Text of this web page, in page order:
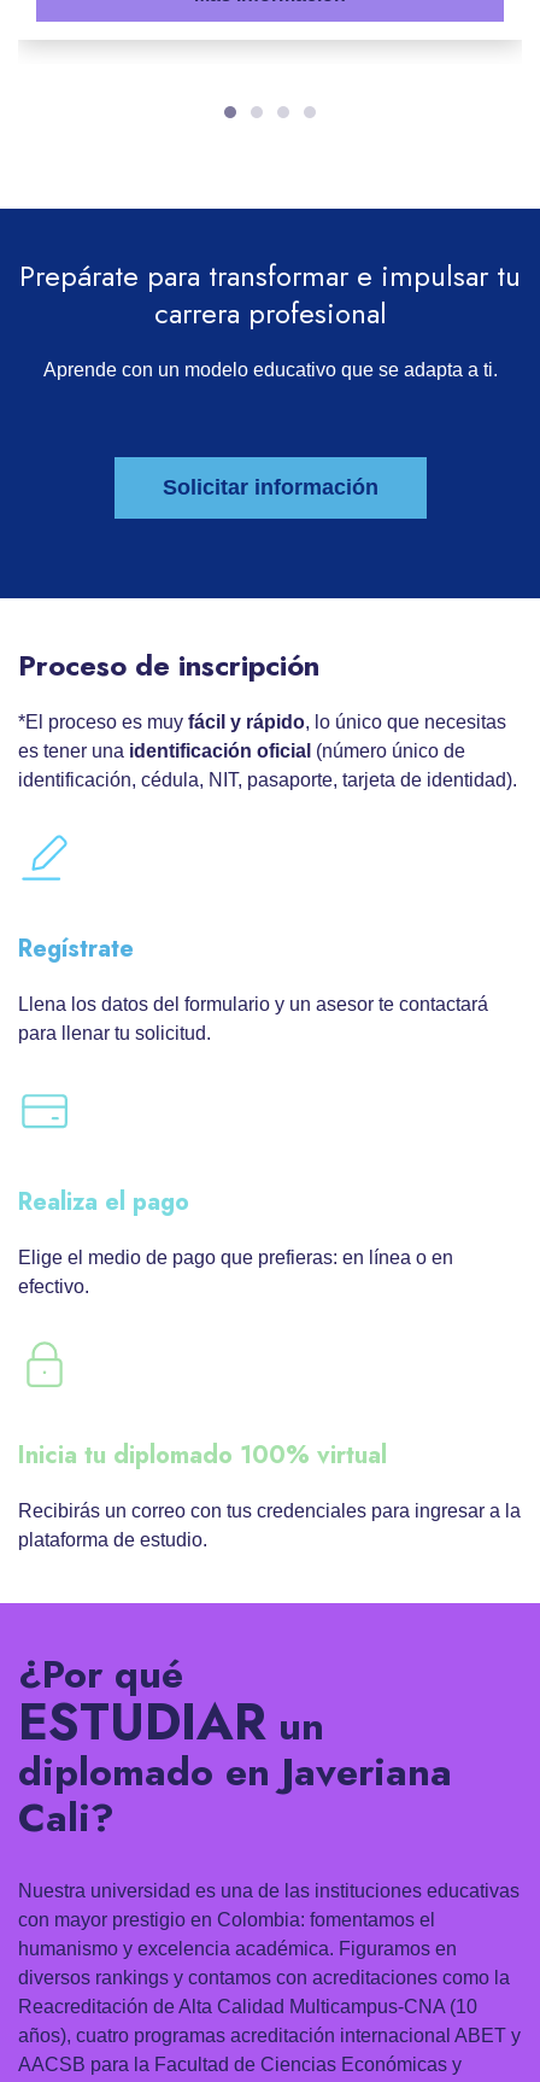
Prepárate para transformar e impulsar tu
carrera profesional
Aprende con un modelo educativo que se adapta a ti.
Solicitar información
Proceso de inscripción
*El proceso es muy fácil y rápido, lo único que necesitas
es tener una identificación oficial (número único de
identificación, cédula, NIT, pasaporte, tarjeta de identidad).
Regístrate
Llena los datos del formulario y un asesor te contactará
para llenar tu solicitud.
Realiza el pago
Elige el medio de pago que prefieras: en línea o en
efectivo.
Inicia tu diplomado 100% virtual
Recibirás un correo con tus credenciales para ingresar a la
plataforma de estudio.
¿Por qué
ESTUDIAR un
diplomado en Javeriana
Cali?
Nuestra universidad es una de las instituciones educativas
con mayor prestigio en Colombia: fomentamos el
humanismo y excelencia académica. Figuramos en
diversos rankings y contamos con acreditaciones como la
Reacreditación de Alta Calidad Multicampus-CNA (10
años), cuatro programas acreditación internacional ABET y
AACSB para la Facultad de Ciencias Económicas y